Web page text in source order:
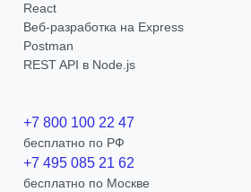
React
Веб-разработка на Express
Postman
REST API в Node.js
+7 800 100 22 47
бесплатно по РФ
+7 495 085 21 62
бесплатно по Москве